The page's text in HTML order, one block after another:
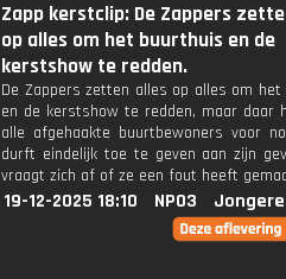
Zapp kerstclip: De Zappers
op alles om het buurthuis en de
kerstshow te redden.
De Zappers zetten alles op alles om
en de kerstshow te redden, maar daar
alle afgehaakte buurtbewoners voor
durft eindelijk toe te geven aan zijn
vraagt zich af of ze een fout heeft
19-12-2025 18:10 NPO3